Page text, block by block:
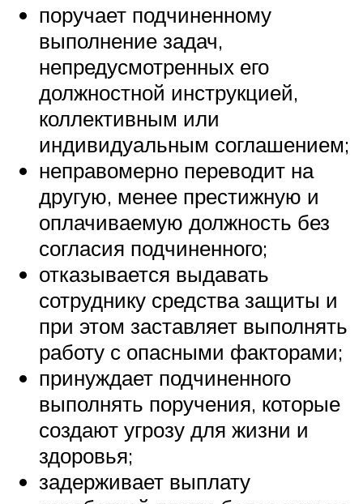
поручает подчиненному
выполнение задач,
непредусмотренных его
должностной инструкцией,
коллективным или
индивидуальным соглашением;
неправомерно переводит на
другую, менее престижную и
оплачиваемую должность без
согласия подчиненного;
отказывается выдавать
сотруднику средства защиты и
при этом заставляет выполнять
работу с опасными факторами;
принуждает подчиненного
выполнять поручения, которые
создают угрозу для жизни и
здоровья;
задерживает выплату